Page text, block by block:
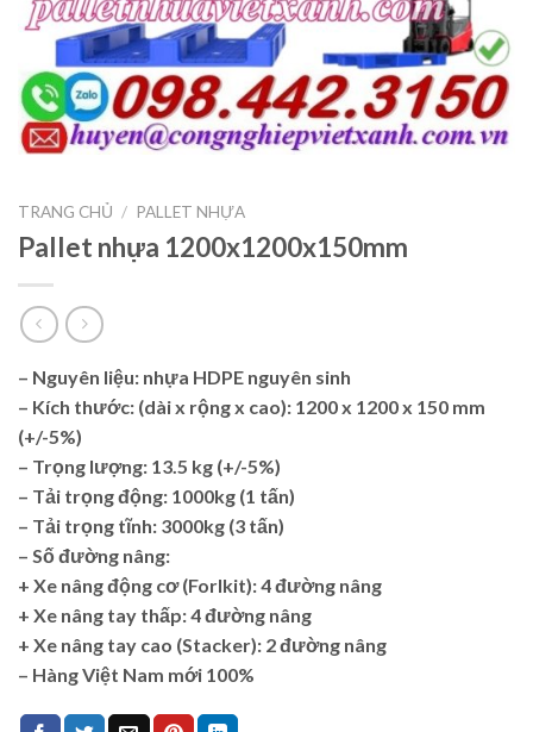
TRANG CHỦ / PALLET NHỰA
Pallet nhựa 1200x1200x150mm
– Nguyên liệu: nhựa HDPE nguyên sinh
– Kích thước: (dài x rộng x cao): 1200 x 1200 x 150 mm
(+/-5%)
– Trọng lượng: 13.5 kg (+/-5%)
– Tải trọng động: 1000kg (1 tấn)
– Tải trọng tĩnh: 3000kg (3 tấn)
– Số đường nâng:
+ Xe nâng động cơ (Forlkit): 4 đường nâng
+ Xe nâng tay thấp: 4 đường nâng
+ Xe nâng tay cao (Stacker): 2 đường nâng
– Hàng Việt Nam mới 100%